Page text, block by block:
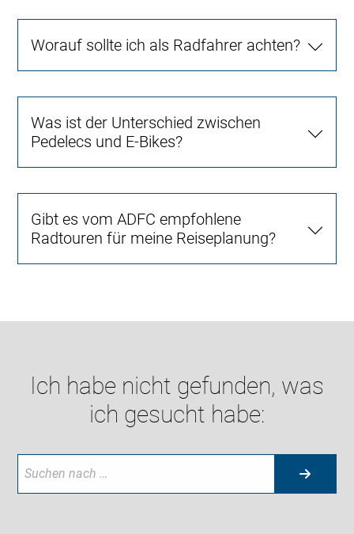
Worauf sollte ich als Radfahrer achten?
Was ist der Unterschied zwischen
Pedelecs und E-Bikes?
Gibt es vom ADFC empfohlene
Radtouren für meine Reiseplanung?
Ich habe nicht gefunden, was
ich gesucht habe: